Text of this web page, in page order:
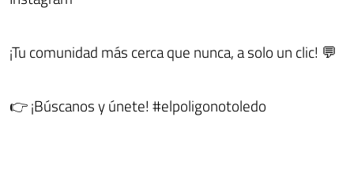
¡Tu comunidad más cerca que nunca, a solo un clic! 💬
👉 ¡Búscanos y únete! #elpoligonotoledo